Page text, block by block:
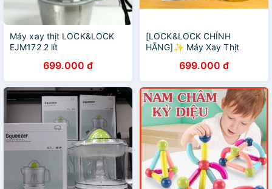
Máy xay thịt LOCK&LOCK
EJM172 2 lít
699.000 đ
[LOCK&LOCK CHÍNH
HÃNG]✨ Máy Xay Thịt
SLV 2.4 Lít699.000 đ